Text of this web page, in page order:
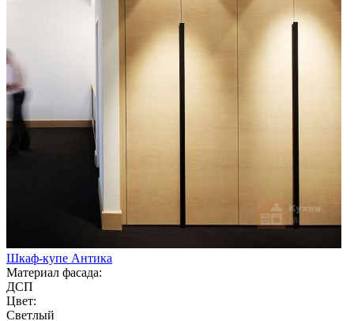
Шкаф-купе Антика
Материал фасада:
ДСП
Цвет:
Светлый